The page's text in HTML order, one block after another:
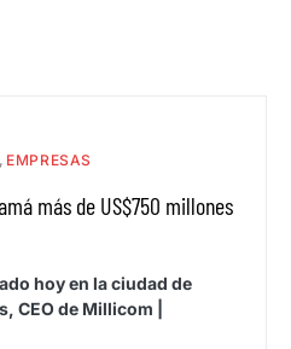
EMPRESAS
más de US$750 millones
hoy en la ciudad de
CEO de Millicom |